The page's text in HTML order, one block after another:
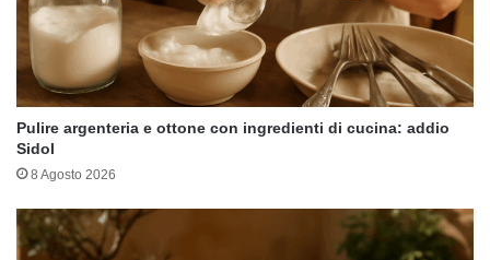
Pulire argenteria e ottone con ingredienti di cucina: addio
Sidol
8 Agosto 2026